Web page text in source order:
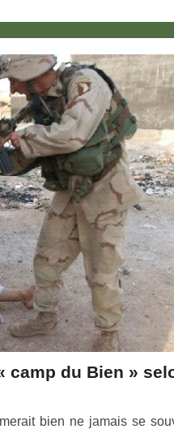
camp du Bien »
bien ne jamais se